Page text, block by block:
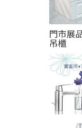
門市展
吊櫃